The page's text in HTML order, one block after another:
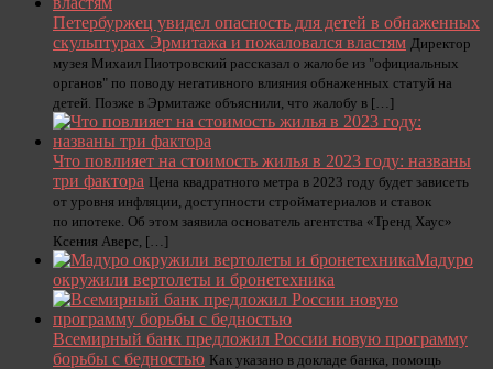
Петербуржец увидел опасность для детей в обнаженных
скульптурах Эрмитажа и пожаловался властям Директор
музея Михаил Пиотровский рассказал о жалобе из "официальных
органов" по поводу негативного влияния обнаженных статуй на
детей. Позже в Эрмитаже объяснили, что жалобу в […]
Что повлияет на стоимость жилья в 2023 году: названы
три фактора Цена квадратного метра в 2023 году будет зависеть
от уровня инфляции, доступности стройматериалов и ставок
по ипотеке. Об этом заявила основатель агентства «Тренд Хаус»
Ксения Аверс, […]
Мадуро
окружили вертолеты и бронетехника
Всемирный банк предложил России новую программу
борьбы с бедностью Как указано в докладе банка, помощь